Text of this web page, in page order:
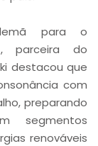
para o
parceira do
destacou que
com
preparando
segmentos
renováveis